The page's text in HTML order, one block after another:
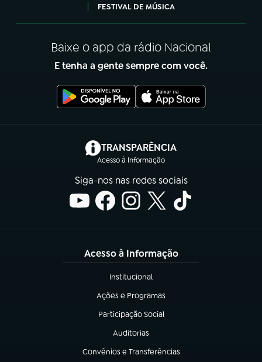
FESTIVAL DE MÚSICA
Baixe o app da rádio Nacional
E tenha a gente sempre com você.
TRANSPARÊNCIA
Acesso à Informação
(abre em nova aba)
Siga-nos nas redes sociais
Acesso à Informação
Institucional
(abre em nova aba)
Ações e Programas
(abre em nova aba)
Participação Social
(abre em nova aba)
Auditorias
(abre em nova aba)
Convênios e Transferências
(abre em nova aba)